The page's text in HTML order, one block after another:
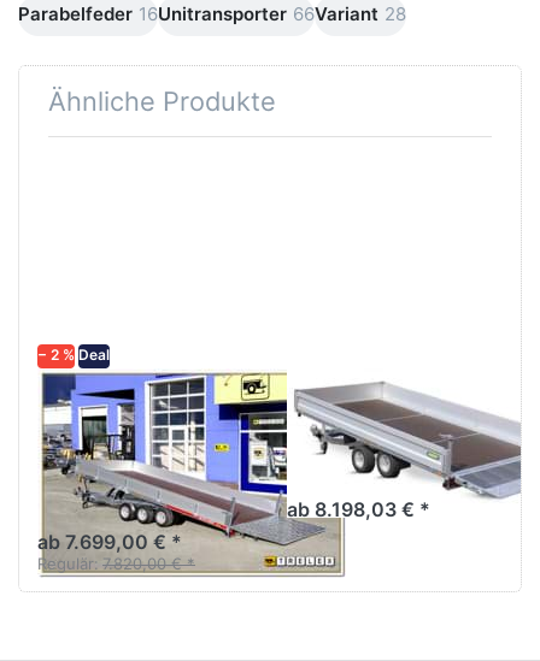
Parabelfeder 16Unitransporter 66Variant 28
Ähnliche Produkte
− 2 % Deal
TEMARED
Universal
5121/3S
Unitransporter Kipplader
5m 3achser
ab 7.699,00 € *
Regulär: 7.820,00 € *
UNSINN
UM 4220
Maschinentransporter mit
Gitterrampe
ab 8.198,03 € *